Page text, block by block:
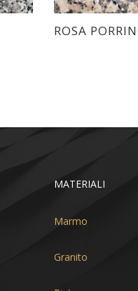
ROSA
MATERIALI
Marmo
Granito